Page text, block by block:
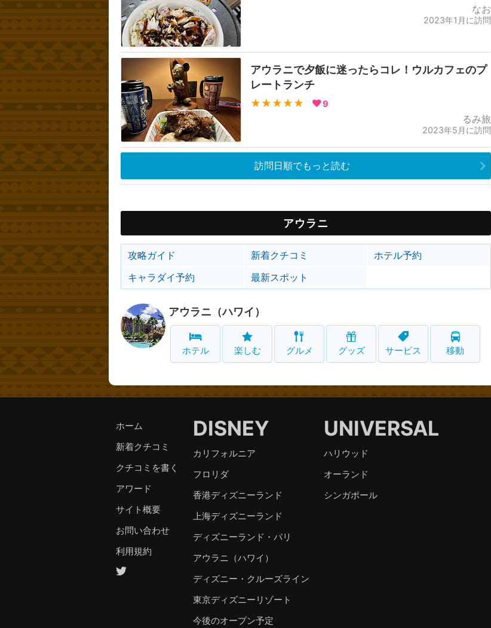
なお
2023年1月に訪問
アウラニで夕飯に迷ったらコレ！ウルカフェのプ
レートランチ
★★★★★ 9
るみ旅
2023年5月に訪問
訪問日順でもっと読む
アウラニ
攻略ガイド 新着クチコミ
ホテル予約
キャラダイ予約
最新スポット
アウラニ（ハワイ）
ホテル 楽しむ グルメ グッズ サービス 移動
ホーム
新着クチコミ
クチコミを書く
アワード
サイト概要
お問い合わせ
利用規約
DISNEY
カリフォルニア
フロリダ
香港ディズニーランド
上海ディズニーランド
ディズニーランド・パリ
アウラニ（ハワイ）
ディズニー・クルーズライン
東京ディズニーリゾート
今後のオープン予定
UNIVERSAL
ハリウッド
オーランド
シンガポール